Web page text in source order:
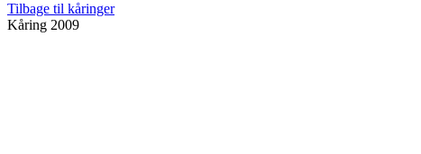
Tilbage til kåringer
Kåring 2009